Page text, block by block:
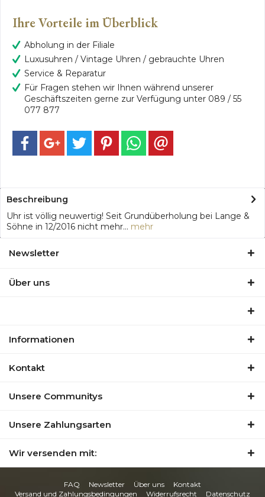
Ihre Vorteile im Überblick
Abholung in der Filiale
Luxusuhren / Vintage Uhren / gebrauchte Uhren
Service & Reparatur
Für Fragen stehen wir Ihnen während unserer
Geschäftszeiten gerne zur Verfügung unter 089 / 55
077 877
Beschreibung
Uhr ist völlig neuwertig! Seit Grundüberholung bei Lange &
Söhne in 12/2016 nicht mehr... mehr
Newsletter
Über uns
Informationen
Kontakt
Unsere Communitys
Unsere Zahlungsarten
Wir versenden mit:
FAQ Newsletter Über uns
Kontakt
Versand und Zahlungsbedingungen
Widerrufsrecht Datenschutz